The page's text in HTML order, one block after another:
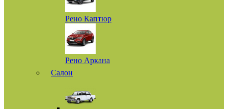
Рено Каптюр
Рено Аркана
Салон